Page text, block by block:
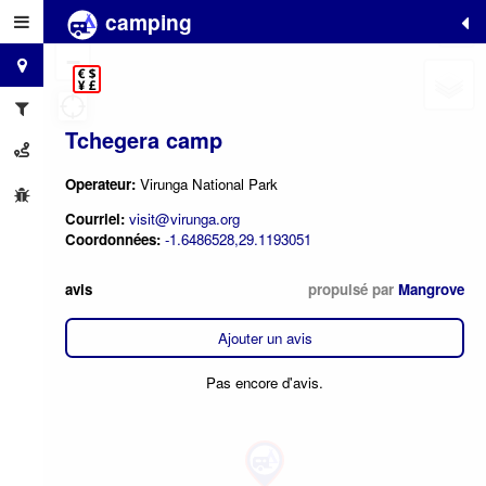
camping
Tchegera camp
Operateur: Virunga National Park
Courriel: visit@virunga.org
Coordonnées: -1.6486528,29.1193051
avis propulsé par Mangrove
Ajouter un avis
Pas encore d'avis.
+
−